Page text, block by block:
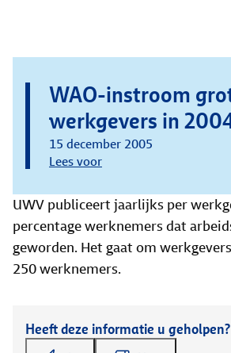
WAO-instroom
werkgevers in
15 december 2005
Lees voor
UWV publiceert jaarlijks per
percentage werknemers dat
geworden. Het gaat om
250 werknemers.
Heeft deze informatie u geholpen?